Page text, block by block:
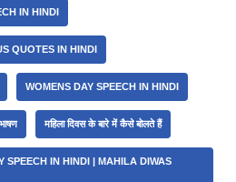
IN HINDI
QUOTES IN HINDI
WOMENS DAY SPEECH IN HINDI
महिला दिवस के बारे में कैसे बोलते हैं
SPEECH IN HINDI | MAHILA DIWAS